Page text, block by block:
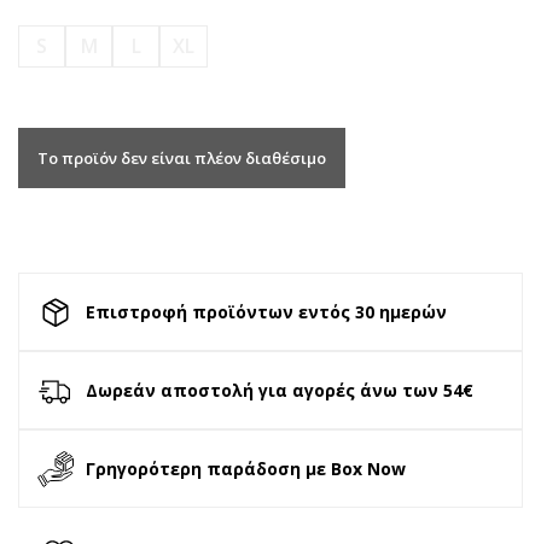
Το προϊόν δεν είναι πλέον διαθέσιμο
Επιστροφή προϊόντων εντός 30 ημερών
Δωρεάν αποστολή για αγορές άνω των 54€
Γρηγορότερη παράδοση με Box Now